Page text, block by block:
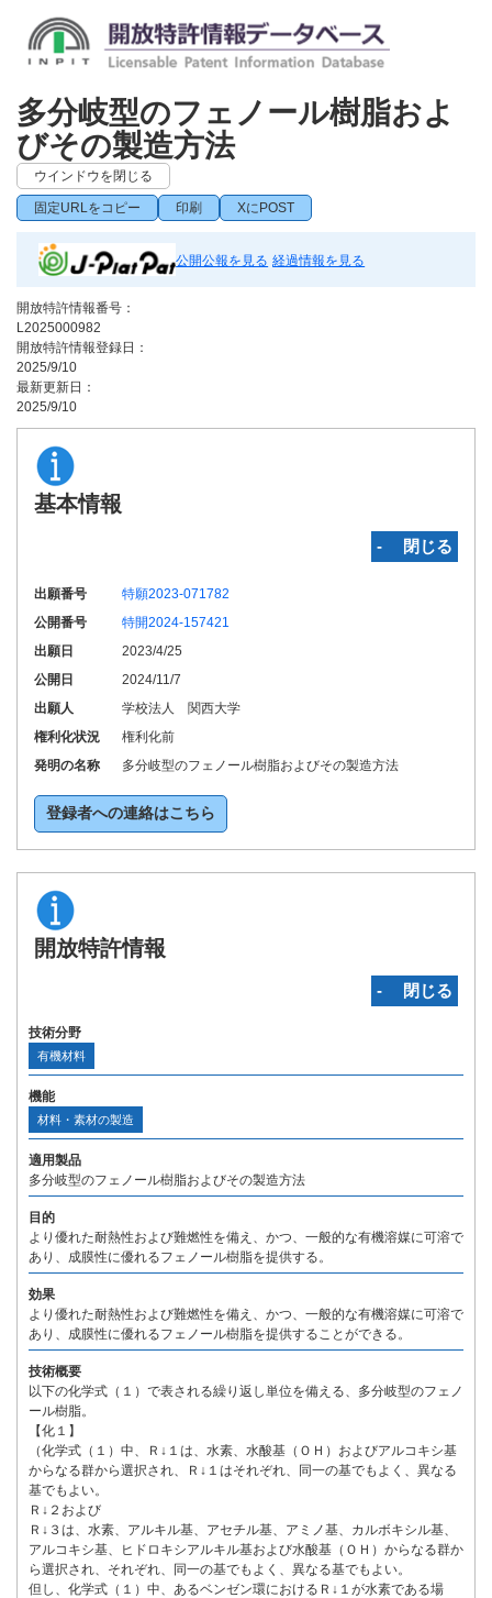
多分岐型のフェノール樹脂およ
びその製造方法
ウインドウを閉じる
固定URLをコピー 印刷 XにPOST
公開公報を見る 経過情報を見る
開放特許情報番号：
L2025000982
開放特許情報登録日：
2025/9/10
最新更新日：
2025/9/10
基本情報
‐ 閉じる
出願番号
特願2023-071782
公開番号
特開2024-157421
出願日
2023/4/25
公開日
2024/11/7
出願人
学校法人 関西大学
権利化状況
権利化前
発明の名称
多分岐型のフェノール樹脂およびその製造方法
登録者への連絡はこちら
開放特許情報
‐ 閉じる
技術分野
有機材料
機能
材料・素材の製造
適用製品
多分岐型のフェノール樹脂およびその製造方法
目的
より優れた耐熱性および難燃性を備え、かつ、一般的な有機溶媒に可溶で
あり、成膜性に優れるフェノール樹脂を提供する。
効果
より優れた耐熱性および難燃性を備え、かつ、一般的な有機溶媒に可溶で
あり、成膜性に優れるフェノール樹脂を提供することができる。
技術概要
以下の化学式（１）で表される繰り返し単位を備える、多分岐型のフェノ
ール樹脂。
【化１】
（化学式（１）中、Ｒ↓１は、水素、水酸基（ＯＨ）およびアルコキシ基
からなる群から選択され、Ｒ↓１はそれぞれ、同一の基でもよく、異なる
基でもよい。
Ｒ↓２および
Ｒ↓３は、水素、アルキル基、アセチル基、アミノ基、カルボキシル基、
アルコキシ基、ヒドロキシアルキル基および水酸基（ＯＨ）からなる群か
ら選択され、それぞれ、同一の基でもよく、異なる基でもよい。
但し、化学式（１）中、あるベンゼン環におけるＲ↓１が水素である場